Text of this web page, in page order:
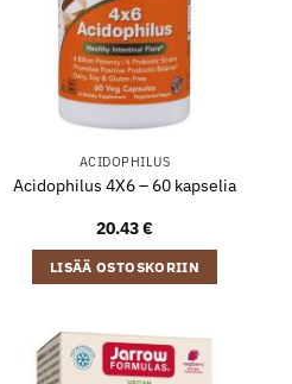
ACIDOPHILUS
Acidophilus 4X6 – 60 kapselia
20.43€
LISÄÄ OSTOSKORIIN